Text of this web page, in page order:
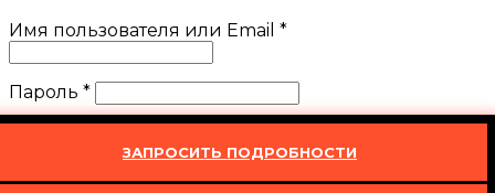
ЗАПРОСИТЬ ПОДРОБНОСТИ
Имя пользователя или Email *
Пароль *